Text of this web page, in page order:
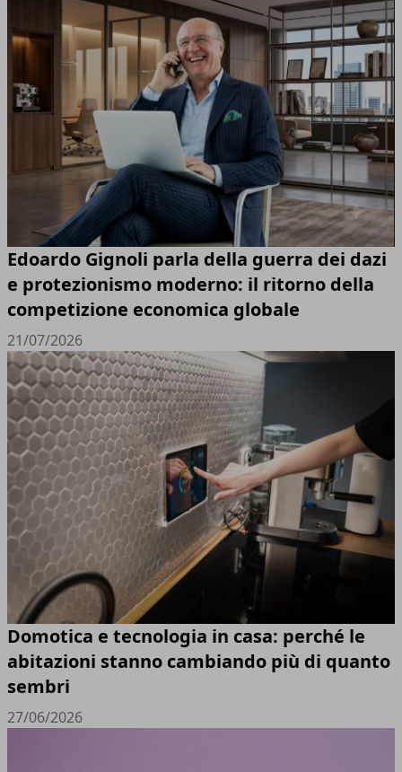
Edoardo Gignoli parla della guerra dei dazi
e protezionismo moderno: il ritorno della
competizione economica globale
21/07/2026
Domotica e tecnologia in casa: perché le
abitazioni stanno cambiando più di quanto
sembri
27/06/2026